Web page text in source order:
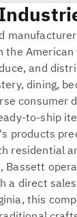
and
dining,
consumer
to-ship
products
residential
Bassett
a direct
this